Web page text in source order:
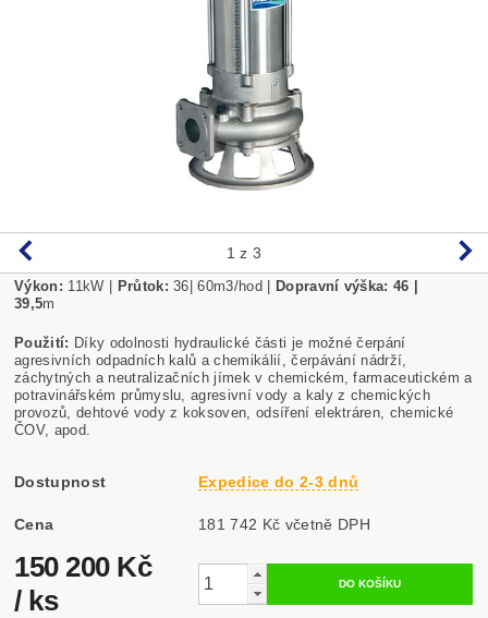
1 z 3
Výkon: 11kW | Průtok:36| 60m3/hod |
Dopravní výška: 46 |
39,5m
Použití: Díky odolnosti hydraulické části je možné čerpání
agresivních odpadních kalů a chemikálií, čerpávání nádrží,
záchytných a neutralizačních jímek v chemickém, farmaceutickém a
potravinářském průmyslu, agresivní vody a kaly z chemických
provozů, dehtové vody z koksoven, odsíření elektráren, chemické
ČOV, apod.
Dostupnost Expedice do 2-3 dnů
Cena 181 742 Kč včetně DPH
150 200 Kč
/ ks